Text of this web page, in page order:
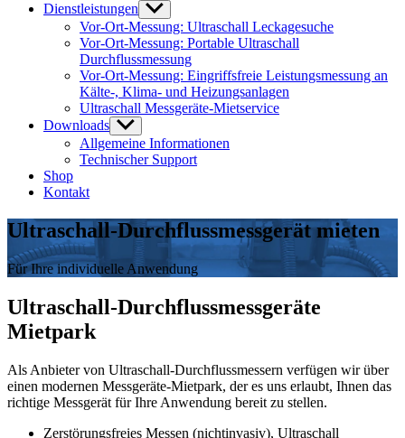
Dienstleistungen Untermenü
anzeigen
Vor-Ort-Messung: Ultraschall Leckagesuche
Vor-Ort-Messung: Portable Ultraschall
Durchflussmessung
Vor-Ort-Messung: Eingriffsfreie Leistungsmessung an
Kälte-, Klima- und Heizungsanlagen
Ultraschall Messgeräte-Mietservice
Downloads Untermenü
anzeigen
Allgemeine Informationen
Technischer Support
Shop
Kontakt
Ultraschall-Durchflussmessgerät mieten
Für Ihre individuelle Anwendung
Ultraschall-Durchflussmessgeräte
Mietpark
Als Anbieter von Ultraschall-Durchflussmessern verfügen wir über
einen modernen Messgeräte-Mietpark, der es uns erlaubt, Ihnen das
richtige Messgerät für Ihre Anwendung bereit zu stellen.
Zerstörungsfreies Messen (nichtinvasiv), Ultraschall